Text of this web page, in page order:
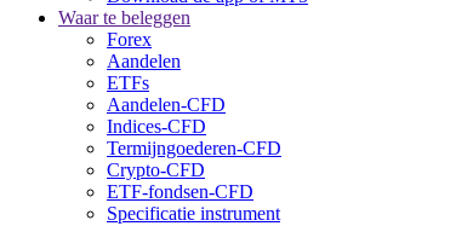
Waar te beleggen
Forex
Aandelen
ETFs
Aandelen-CFD
Indices-CFD
Termijngoederen-CFD
Crypto-CFD
ETF-fondsen-CFD
Specificatie instrument